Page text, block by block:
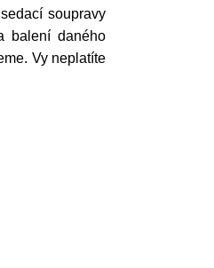
soupravy
balení daného
Vy neplatíte